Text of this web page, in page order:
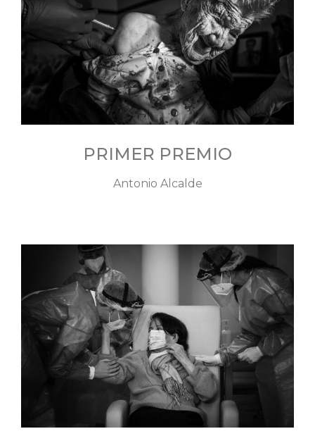
PRIMER PREMIO
Antonio Alcalde